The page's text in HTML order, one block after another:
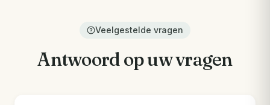
Veelgestelde vragen
Antwoord op uw vragen